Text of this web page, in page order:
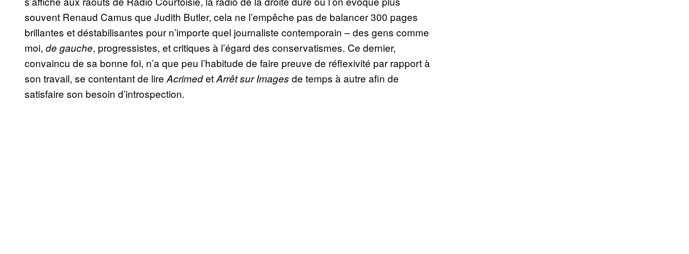
souvent Renaud Camus que Judith Butler, cela ne l’empêche pas de balancer 300 pages
brillantes et déstabilisantes pour n’importe quel journaliste contemporain – des gens comme
moi, de gauche, progressistes, et critiques à l’égard des conservatismes. Ce dernier,
convaincu de sa bonne foi, n’a que peu l’habitude de faire preuve de réflexivité par rapport à
son travail, se contentant de lire AcrimedetArrêt sur Images de temps à autre afin de
satisfaire son besoin d’introspection.